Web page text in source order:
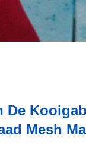
De
Mesh